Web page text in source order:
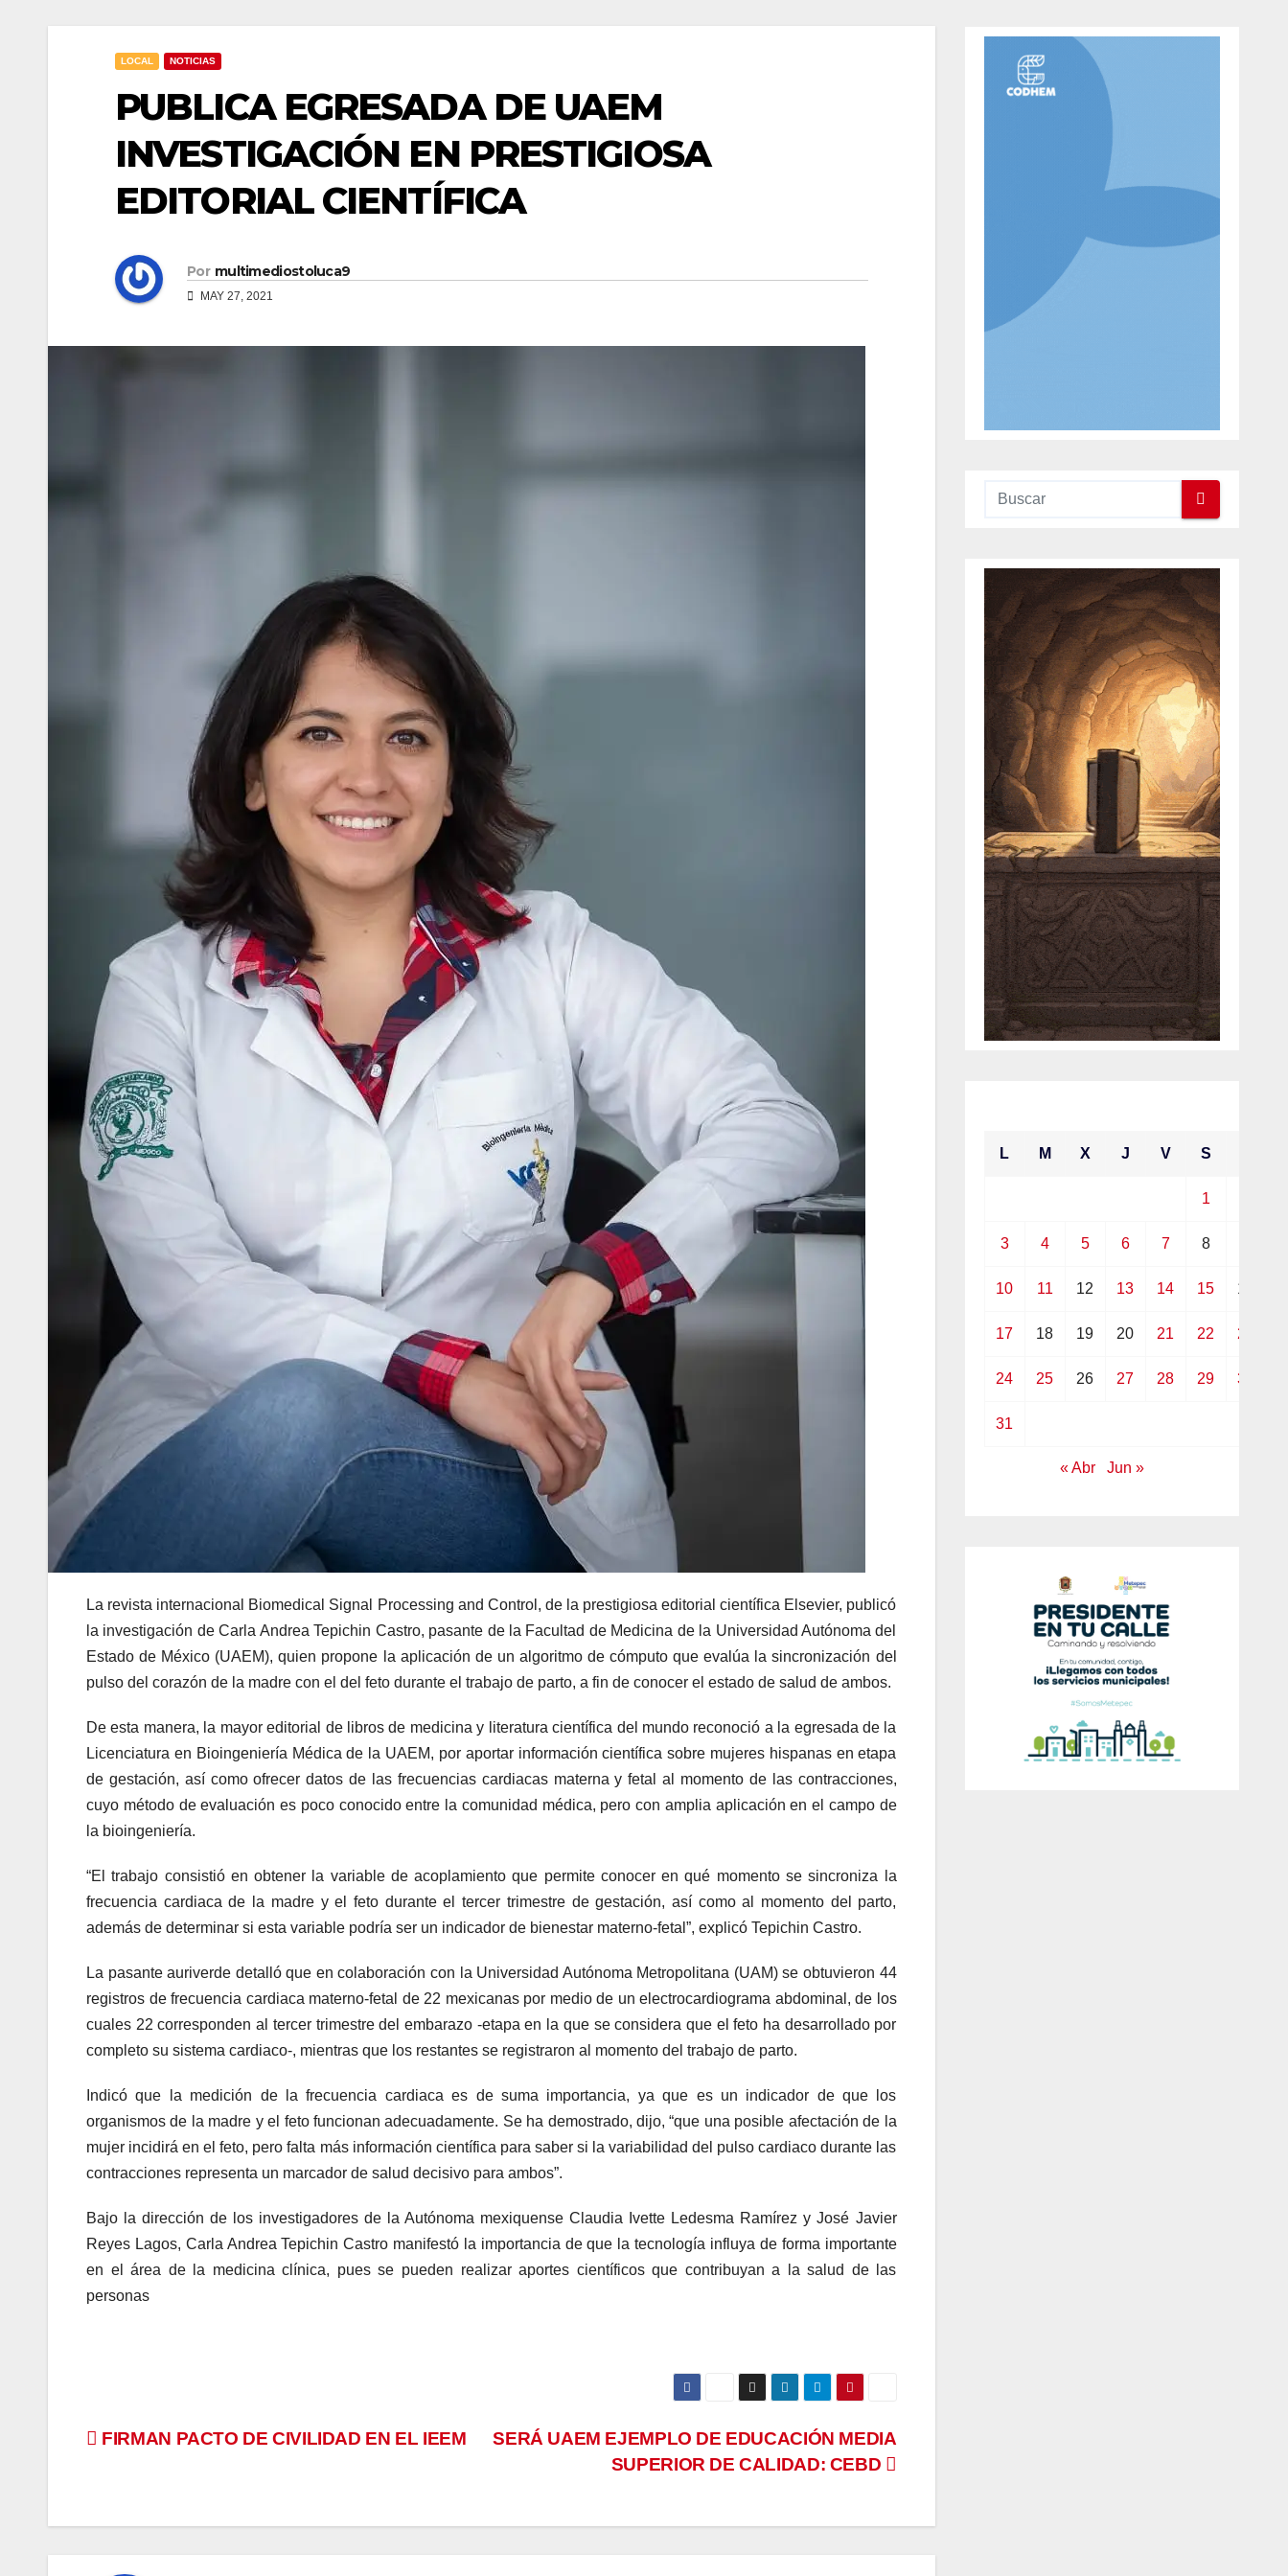
LOCAL NOTICIAS
PUBLICA EGRESADA DE UAEM
INVESTIGACIÓN EN PRESTIGIOSA
EDITORIAL CIENTÍFICA
Por multimediostoluca9
MAY 27, 2021
La revista internacional Biomedical Signal Processing and Control, de la prestigiosa editorial científica Elsevier, publicó
la investigación de Carla Andrea Tepichin Castro, pasante de la Facultad de Medicina de la Universidad Autónoma del
Estado de México (UAEM), quien propone la aplicación de un algoritmo de cómputo que evalúa la sincronización del
pulso del corazón de la madre con el del feto durante el trabajo de parto, a fin de conocer el estado de salud de ambos.
De esta manera, la mayor editorial de libros de medicina y literatura científica del mundo reconoció a la egresada de la
Licenciatura en Bioingeniería Médica de la UAEM, por aportar información científica sobre mujeres hispanas en etapa
de gestación, así como ofrecer datos de las frecuencias cardiacas materna y fetal al momento de las contracciones,
cuyo método de evaluación es poco conocido entre la comunidad médica, pero con amplia aplicación en el campo de
la bioingeniería.
“El trabajo consistió en obtener la variable de acoplamiento que permite conocer en qué momento se sincroniza la
frecuencia cardiaca de la madre y el feto durante el tercer trimestre de gestación, así como al momento del parto,
además de determinar si esta variable podría ser un indicador de bienestar materno-fetal”, explicó Tepichin Castro.
La pasante auriverde detalló que en colaboración con la Universidad Autónoma Metropolitana (UAM) se obtuvieron 44
registros de frecuencia cardiaca materno-fetal de 22 mexicanas por medio de un electrocardiograma abdominal, de los
cuales 22 corresponden al tercer trimestre del embarazo -etapa en la que se considera que el feto ha desarrollado por
completo su sistema cardiaco-, mientras que los restantes se registraron al momento del trabajo de parto.
Indicó que la medición de la frecuencia cardiaca es de suma importancia, ya que es un indicador de que los
organismos de la madre y el feto funcionan adecuadamente. Se ha demostrado, dijo, “que una posible afectación de la
mujer incidirá en el feto, pero falta más información científica para saber si la variabilidad del pulso cardiaco durante las
contracciones representa un marcador de salud decisivo para ambos”.
Bajo la dirección de los investigadores de la Autónoma mexiquense Claudia Ivette Ledesma Ramírez y José Javier
Reyes Lagos, Carla Andrea Tepichin Castro manifestó la importancia de que la tecnología influya de forma importante
en el área de la medicina clínica, pues se pueden realizar aportes científicos que contribuyan a la salud de las
personas
Navegación
entradas
SERÁ UAEM EJEMPLO DE EDUCACIÓN MEDIA
SUPERIOR DE CALIDAD: CEBD
FIRMAN PACTO DE CIVILIDAD EN EL IEEM
L M X J V S
1
3 4 5 6 7 8
10 11 12 13 14 15 16
17 18 19 20 21 22 23
24 25 26 27 28 29 30
31
« Abr Jun »